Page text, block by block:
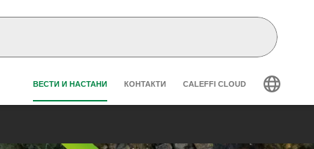
Header secondary navigation
ВЕСТИ И НАСТАНИ КОНТАКТИ CALEFFI CLOUD